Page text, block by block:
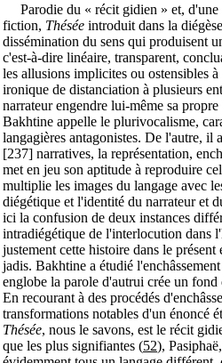
Parodie du « récit gidien » et, d'une
fiction, Thésée introduit dans la
dissémination du sens qui produisent
c'est-à-dire linéaire, transparent,
les allusions implicites ou ostensibles
ironique de distanciation à plusieurs
narrateur engendre lui-même sa
Bakhtine appelle le plurivocalisme,
langagières antagonistes. De l'autre, il
[237] narratives, la représentation,
met en jeu son aptitude à reproduire
multiplie les images du langage avec
diégétique et l'identité du narrateur et
ici la confusion de deux instances
intradiégétique de l'interlocution dans
justement cette histoire dans le
jadis. Bakhtine a étudié
englobe la parole d'autrui crée un
En recourant à des procédés
transformations notables d'un énoncé
Thésée, nous le savons, est le récit
que les plus signifiantes (52),